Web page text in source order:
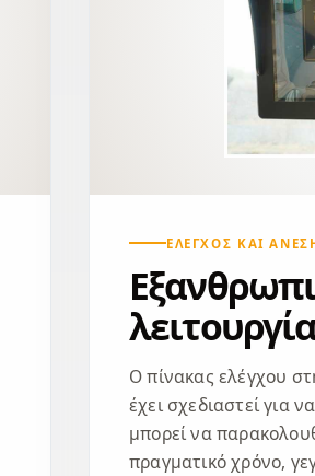
ΈΛΕΓΧΟΣ ΚΑΙ
Ο πίνακας ελέγχου
έχει σχεδιαστεί για
μπορεί να
πραγματικό χρόνο,